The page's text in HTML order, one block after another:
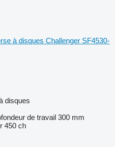
à disques Challenger SF4530-
disques
de travail 300 mm
450 ch